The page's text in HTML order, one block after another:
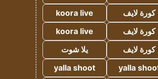
كورة لايف
koora live
كورة لايف
koora live
كورة لايف
يلا شوت
yalla
yalla shoot